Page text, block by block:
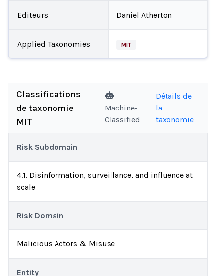
Editeurs Daniel Atherton
Applied Taxonomies MIT
Classifications
de taxonomie
MIT
Machine-
Classified
Détails de
la
taxonomie
Risk Subdomain
4.1. Disinformation, surveillance, and influence at
scale
Risk Domain
Malicious Actors & Misuse
Entity